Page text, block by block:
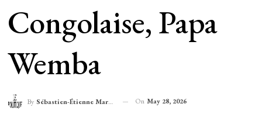
Congolaise, Papa
Wemba
By Sébastien-Étienne Marechal On May 28, 2026